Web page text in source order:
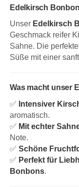
Edelkirsch
Unser Edelkirsch
Geschmack reifer
Sahne. Die
Süße mit einer
Was macht unser
✅ Intensiver
aromatisch.
✅ Mit echter
Note.
✅ Schöne
✅ Perfekt für
Bonbons.